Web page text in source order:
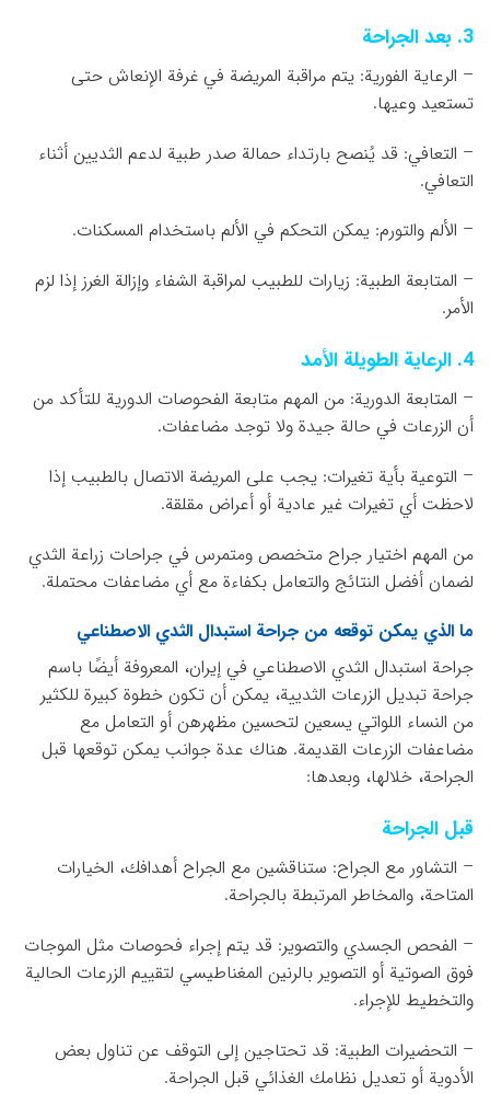
3. بعد الجراحة
– الرعاية الفورية: يتم مراقبة المريضة في غرفة الإنعاش حتى
تستعيد وعيها.
– التعافي: قد يُنصح بارتداء حمالة صدر طبية لدعم الثديين أثناء
التعافي.
– الألم والتورم: يمكن التحكم في الألم باستخدام المسكنات.
– المتابعة الطبية: زيارات للطبيب لمراقبة الشفاء وإزالة الغرز إذا لزم
الأمر.
4. الرعاية الطويلة الأمد
– المتابعة الدورية: من المهم متابعة الفحوصات الدورية للتأكد من
أن الزرعات في حالة جيدة ولا توجد مضاعفات.
– التوعية بأية تغيرات: يجب على المريضة الاتصال بالطبيب إذا
لاحظت أي تغيرات غير عادية أو أعراض مقلقة.
من المهم اختيار جراح متخصص ومتمرس في جراحات زراعة الثدي
لضمان أفضل النتائج والتعامل بكفاءة مع أي مضاعفات محتملة.
ما الذي يمكن توقعه من جراحة استبدال الثدي الاصطناعي
جراحة استبدال الثدي الاصطناعي في إيران، المعروفة أيضًا باسم
جراحة تبديل الزرعات الثديية، يمكن أن تكون خطوة كبيرة للكثير
من النساء اللواتي يسعين لتحسين مظهرهن أو التعامل مع
مضاعفات الزرعات القديمة. هناك عدة جوانب يمكن توقعها قبل
الجراحة، خلالها، وبعدها:
قبل الجراحة
– التشاور مع الجراح: ستناقشين مع الجراح أهدافك، الخيارات
المتاحة، والمخاطر المرتبطة بالجراحة.
– الفحص الجسدي والتصوير: قد يتم إجراء فحوصات مثل الموجات
فوق الصوتية أو التصوير بالرنين المغناطيسي لتقييم الزرعات الحالية
والتخطيط للإجراء.
– التحضيرات الطبية: قد تحتاجين إلى التوقف عن تناول بعض
الأدوية أو تعديل نظامك الغذائي قبل الجراحة.